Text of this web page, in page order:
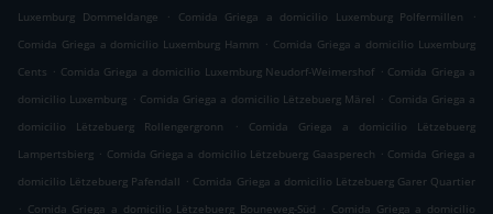
Luxemburg Dommeldange
. Comida Griega a domicilio Luxemburg Polfermillen
.
Comida Griega a domicilio Luxemburg Hamm . Comida Griega a domicilio Luxemburg
Cents . Comida Griega a domicilio Luxemburg Neudorf-Weimershof . Comida Griega a
domicilio Luxemburg . Comida Griega a domicilio Lëtzebuerg Märel . Comida Griega a
domicilio Lëtzebuerg Rollengergronn
.
Comida Griega a domicilio Lëtzebuerg
Lampertsbierg . Comida Griega a domicilio Lëtzebuerg Gaasperech . Comida Griega a
domicilio Lëtzebuerg Pafendall . Comida Griega a domicilio Lëtzebuerg Garer Quartier
. Comida Griega a domicilio Lëtzebuerg Bouneweg-Süd . Comida Griega a domicilio